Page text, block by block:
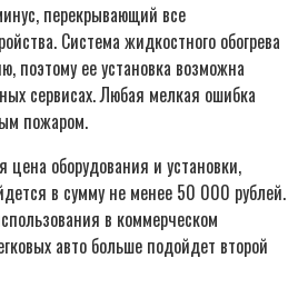
перекрывающий все
Система жидкостного обогрева
поэтому ее установка возможна
сервисах. Любая мелкая ошибка
пожаром.
цена оборудования и установки,
в сумму не менее 50 000 рублей.
в коммерческом
авто больше подойдет второй